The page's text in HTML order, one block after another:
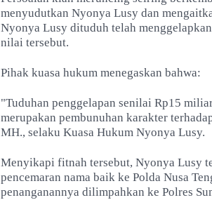
menyudutkan Nyonya Lusy dan
Nyonya Lusy dituduh telah
nilai tersebut.
Pihak kuasa hukum menegaskan bahwa:
"Tuduhan penggelapan senilai Rp15
merupakan pembunuhan karakter
MH., selaku Kuasa Hukum Nyonya Lusy.
Menyikapi fitnah tersebut, Nyonya Lusy
pencemaran nama baik ke Polda Nusa
penanganannya dilimpahkan ke Polres